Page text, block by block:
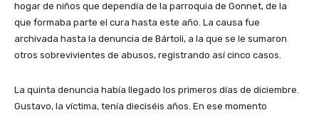
hogar de niños que dependía de la parroquia de Gonnet, de la
que formaba parte el cura hasta este año. La causa fue
archivada hasta la denuncia de Bártoli, a la que se le sumaron
otros sobrevivientes de abusos, registrando así cinco casos.
La quinta denuncia había llegado los primeros días de diciembre.
Gustavo, la víctima, tenía dieciséis años. En ese momento